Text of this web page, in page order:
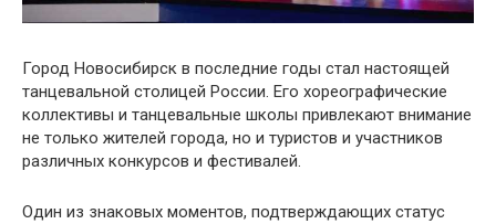
Город Новосибирск в последние годы стал настоящей
танцевальной столицей России. Его хореографические
коллективы и танцевальные школы привлекают внимание
не только жителей города, но и туристов и участников
различных конкурсов и фестивалей.
Один из знаковых моментов, подтверждающих статус